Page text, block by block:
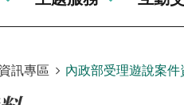
訊專區 內政部受理遊說案件